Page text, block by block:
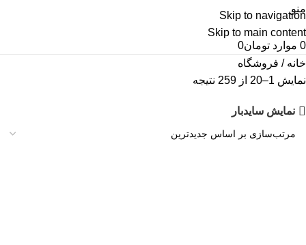
Skip to navigation
Skip to main content
منو
0 موارد تومان0
خانه فروشگاه
نمایش 1–20 از 259 نتیجه
نمایش سایدبار